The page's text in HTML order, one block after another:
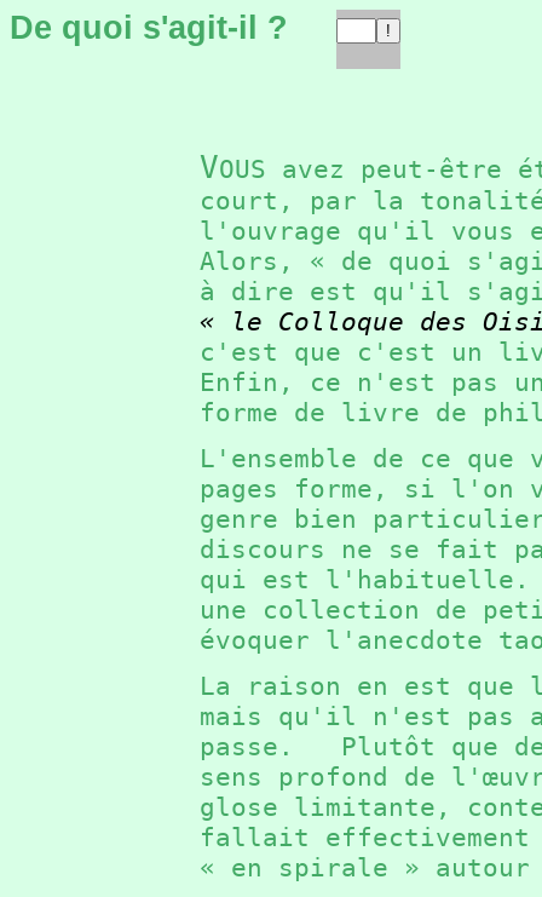
De quoi s'agit-il ?
VOUS avez peut-
court, par la
l'ouvrage qu'il vous
Alors, « de quoi
à dire est qu'il
« le Colloque des
c'est que c'est un
Enfin, ce n'est pas
forme de livre de
L'ensemble de ce
pages forme, si l'on
genre bien
discours ne se fait
qui est l'habituelle.
une collection de
évoquer l'anecdote
La raison en est que
mais qu'il n'est pas
passe. Plutôt que
sens profond de
glose limitante,
fallait effectivement
« en spirale »